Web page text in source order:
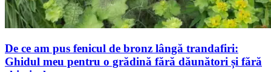
De ce am pus fenicul de bronz lângă trandafiri:
Ghidul meu pentru o grădină fără dăunători și fără